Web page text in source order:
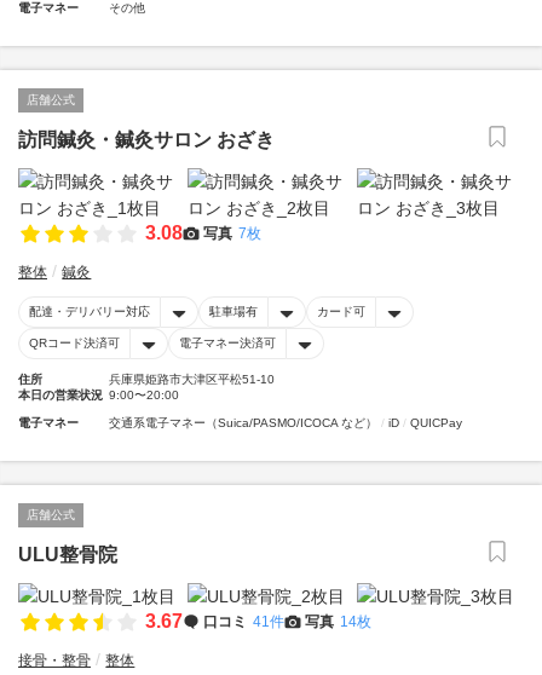
電子マネー その他
店舗公式
訪問鍼灸・鍼灸サロン おざき
3.08 写真 7枚
整体 鍼灸
配達・デリバリー対応 駐車場有 カード可
QRコード決済可 電子マネー決済可
住所
兵庫県姫路市大津区平松51-10
本日の営業状況 9:00〜20:00
電子マネー 交通系電子マネー（Suica/PASMO/ICOCA など） iD QUICPay
店舗公式
ULU整骨院
3.67 口コミ 41件 写真 14枚
接骨・整骨 整体